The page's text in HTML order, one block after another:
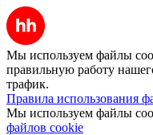
Мы используем файлы
правильную работу
трафик.
Правила использования
Мы используем файлы
файлов cookie